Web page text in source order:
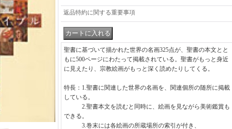
返品特約に関する重要事項
聖書に基づいて描かれた世界の名画325点が、聖書の本文とと
もに500ページにわたって掲載されている。聖書がもっと身近
に見えたり、宗教絵画がもっと深く読めたりしてくる。
特長：1.聖書に関連した世界の名画を、関連個所の随所に掲載
している。
2.聖書本文を読むと同時に、絵画を見ながら美術鑑賞も
できる。
3.巻末には各絵画の所蔵場所の索引が付き、